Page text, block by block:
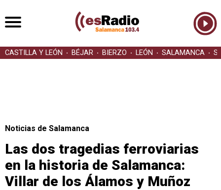
CASTILLA Y LEÓN BÉJAR BIERZO LEÓN SALAMANCA
Noticias de Salamanca
Las dos tragedias ferroviarias
en la historia de Salamanca:
Villar de los Álamos y Muñoz